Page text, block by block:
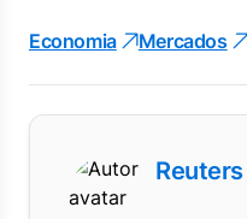
Economia Mercados
Reuters